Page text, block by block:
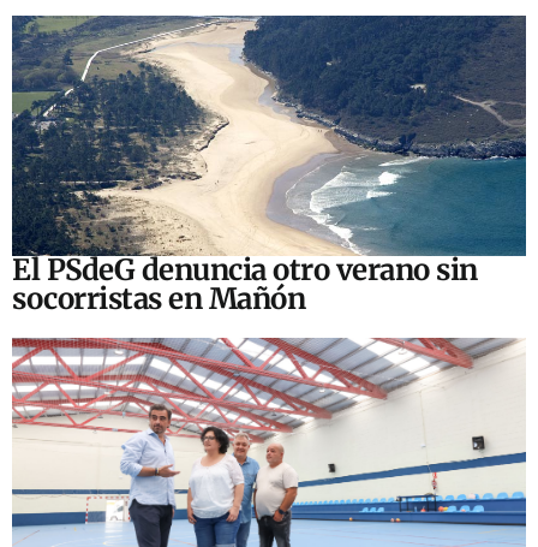
El PSdeG denuncia otro verano sin
socorristas en Mañón